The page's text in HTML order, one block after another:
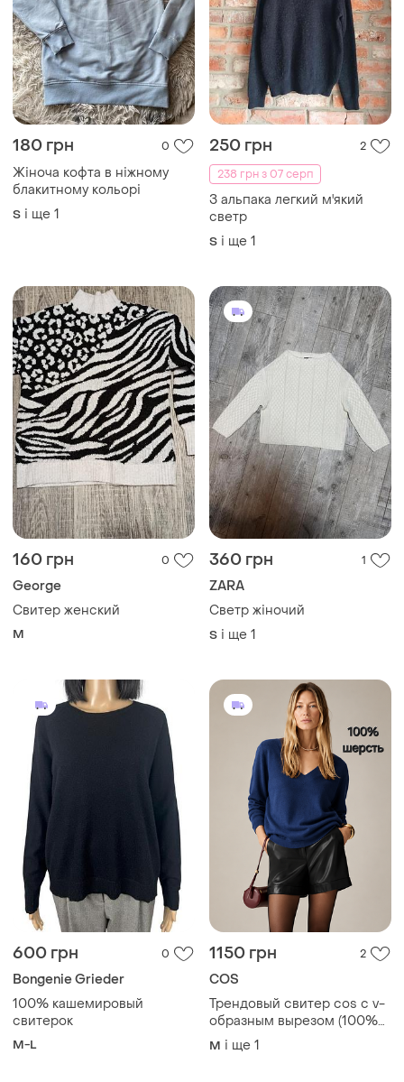
180 грн 0
Жіноча кофта в ніжному
блакитному кольорі
S і ще 1
250 грн
2
238 грн з 07 серп
З альпака легкий м'який
светр
160 грн 0
George
Свитер женский
M
360 грн 1
ZARA
Светр жіночий
S і ще
600 грн
Bongenie Grieder
100% кашемировый
свитерок
1150 грн
Трендовый свитер cos с v-
образным вырезом (100%
шерсть), л
M і ще 1